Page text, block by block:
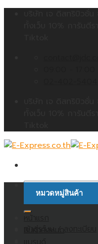
ค้นหา:หมวดหมู่สินค้า